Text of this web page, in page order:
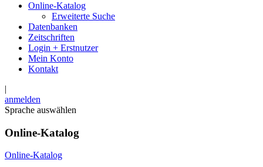
Online-Katalog
Erweiterte Suche
Datenbanken
Zeitschriften
Login + Erstnutzer
Mein Konto
Kontakt
|
anmelden
Sprache auswählen
Online-Katalog
Online-Katalog